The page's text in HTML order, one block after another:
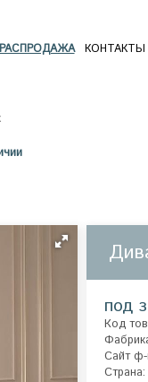
РАСПРОДАЖА КОНТАКТЫ
под
Код
Сайт